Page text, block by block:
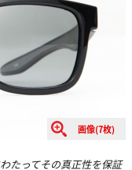
画像(7枚)
たってその真正性を保証